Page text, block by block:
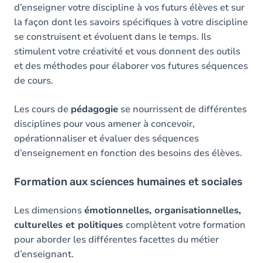
d’enseigner votre discipline à vos futurs élèves et sur
la façon dont les savoirs spécifiques à votre discipline
se construisent et évoluent dans le temps. Ils
stimulent votre créativité et vous donnent des outils
et des méthodes pour élaborer vos futures séquences
de cours.
Les cours de pédagogie se nourrissent de différentes
disciplines pour vous amener à concevoir,
opérationnaliser et évaluer des séquences
d’enseignement en fonction des besoins des élèves.
Formation aux sciences humaines et sociales
Les dimensionsémotionnelles, organisationnelles,
culturelles et politiques complètent votre formation
pour aborder les différentes facettes du métier
d’enseignant.